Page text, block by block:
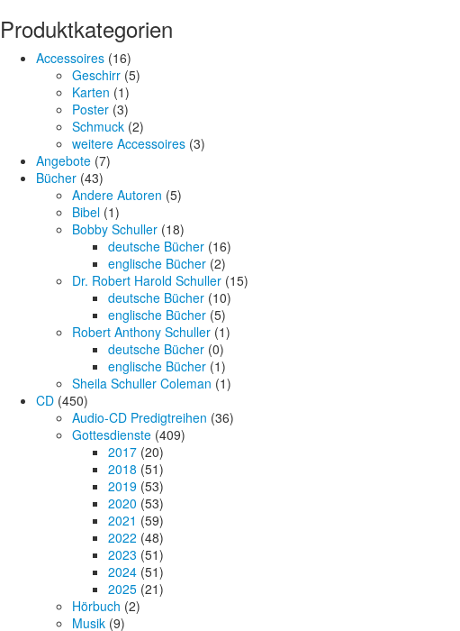
Produktkategorien
Accessoires (16)
Geschirr (5)
Karten (1)
Poster (3)
Schmuck (2)
weitere Accessoires (3)
Angebote (7)
Bücher (43)
Andere Autoren (5)
Bibel (1)
Bobby Schuller (18)
deutsche Bücher (16)
englische Bücher (2)
Dr. Robert Harold Schuller (15)
deutsche Bücher (10)
englische Bücher (5)
Robert Anthony Schuller (1)
deutsche Bücher (0)
englische Bücher (1)
Sheila Schuller Coleman (1)
CD (450)
Audio-CD Predigtreihen (36)
Gottesdienste (409)
2017 (20)
2018 (51)
2019 (53)
2020 (53)
2021 (59)
2022 (48)
2023 (51)
2024 (51)
2025 (21)
Hörbuch (2)
Musik (9)